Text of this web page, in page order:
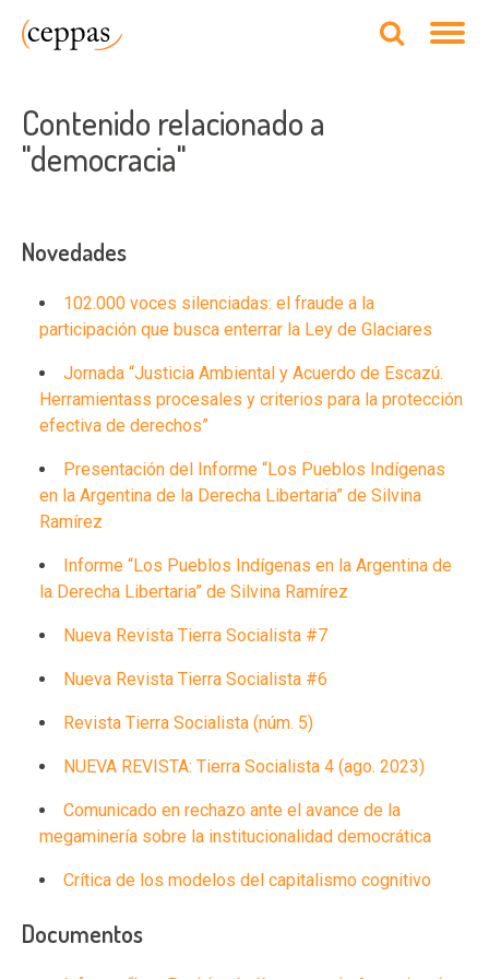
Contenido relacionado a
"democracia"
Novedades
102.000 voces silenciadas: el fraude a la
participación que busca enterrar la Ley de Glaciares
Jornada “Justicia Ambiental y Acuerdo de Escazú.
Herramientass procesales y criterios para la protección
efectiva de derechos”
Presentación del Informe “Los Pueblos Indígenas
en la Argentina de la Derecha Libertaria” de Silvina
Ramírez
Informe “Los Pueblos Indígenas en la Argentina de
la Derecha Libertaria” de Silvina Ramírez
Nueva Revista Tierra Socialista #7
Nueva Revista Tierra Socialista #6
Revista Tierra Socialista (núm. 5)
NUEVA REVISTA: Tierra Socialista 4 (ago. 2023)
Comunicado en rechazo ante el avance de la
megaminería sobre la institucionalidad democrática
Crítica de los modelos del capitalismo cognitivo
Documentos